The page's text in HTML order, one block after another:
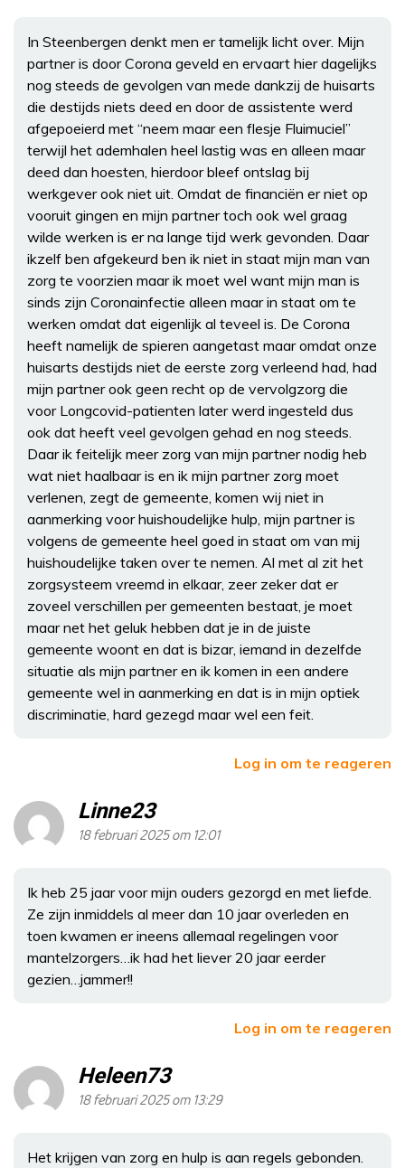
In Steenbergen denkt men er tamelijk licht over. Mijn
partner is door Corona geveld en ervaart hier dagelijks
nog steeds de gevolgen van mede dankzij de huisarts
die destijds niets deed en door de assistente werd
afgepoeierd met “neem maar een flesje Fluimuciel”
terwijl het ademhalen heel lastig was en alleen maar
deed dan hoesten, hierdoor bleef ontslag bij
werkgever ook niet uit. Omdat de financiën er niet op
vooruit gingen en mijn partner toch ook wel graag
wilde werken is er na lange tijd werk gevonden. Daar
ikzelf ben afgekeurd ben ik niet in staat mijn man van
zorg te voorzien maar ik moet wel want mijn man is
sinds zijn Coronainfectie alleen maar in staat om te
werken omdat dat eigenlijk al teveel is. De Corona
heeft namelijk de spieren aangetast maar omdat onze
huisarts destijds niet de eerste zorg verleend had, had
mijn partner ook geen recht op de vervolgzorg die
voor Longcovid-patienten later werd ingesteld dus
ook dat heeft veel gevolgen gehad en nog steeds.
Daar ik feitelijk meer zorg van mijn partner nodig heb
wat niet haalbaar is en ik mijn partner zorg moet
verlenen, zegt de gemeente, komen wij niet in
aanmerking voor huishoudelijke hulp, mijn partner is
volgens de gemeente heel goed in staat om van mij
huishoudelijke taken over te nemen. Al met al zit het
zorgsysteem vreemd in elkaar, zeer zeker dat er
zoveel verschillen per gemeenten bestaat, je moet
maar net het geluk hebben dat je in de juiste
gemeente woont en dat is bizar, iemand in dezelfde
situatie als mijn partner en ik komen in een andere
gemeente wel in aanmerking en dat is in mijn optiek
discriminatie, hard gezegd maar wel een feit.
Log in om te reageren
Linne23
18 februari 2025 om 12:01
Ik heb 25 jaar voor mijn ouders gezorgd en met liefde.
Ze zijn inmiddels al meer dan 10 jaar overleden en
toen kwamen er ineens allemaal regelingen voor
mantelzorgers…ik had het liever 20 jaar eerder
gezien…jammer!!
Log in om te reageren
Heleen73
18 februari 2025 om 13:29
Het krijgen van zorg en hulp is aan regels gebonden.